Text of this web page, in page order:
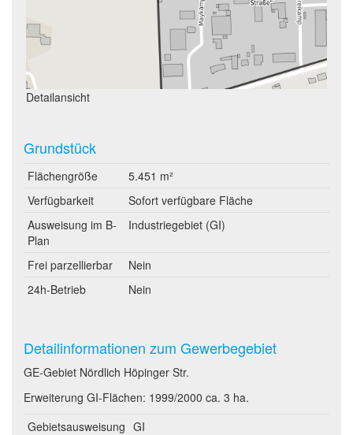
Detailansicht
Grundstück
Flächengröße
5.451 m²
Verfügbarkeit
Sofort verfügbare Fläche
Ausweisung im B-
Plan
Industriegebiet (GI)
Frei parzellierbar
Nein
24h-Betrieb
Nein
Detailinformationen zum Gewerbegebiet
GE-Gebiet Nördlich Höpinger Str.
Erweiterung GI-Flächen: 1999/2000 ca. 3 ha.
Gebietsausweisung GI